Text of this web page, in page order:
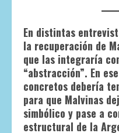
En distintas
la recuperación de
que las integraría
“abstracción”. En
concretos debería
para que Malvinas
simbólico y pase a
estructural de la